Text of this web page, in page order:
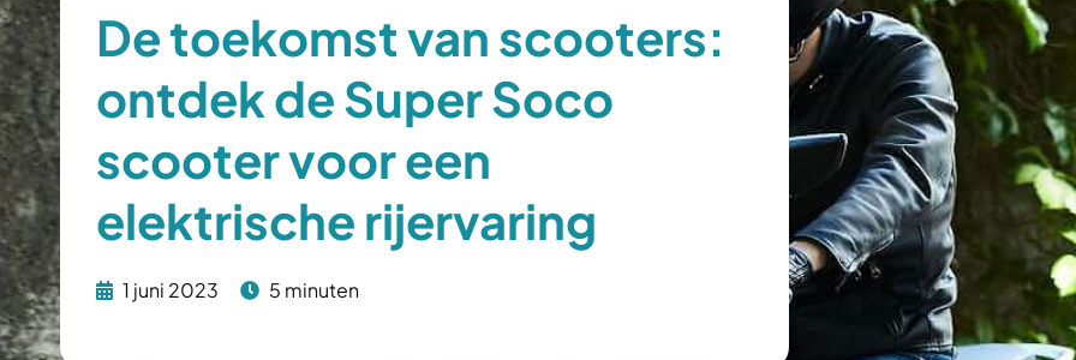
De toekomst van scooters:
ontdek de Super Soco
scooter voor een
elektrische rijervaring
1 juni 2023 5 minuten